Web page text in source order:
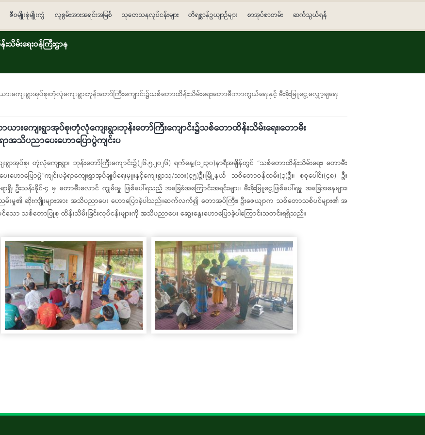
ဇီဝမျိုးစုံမျိုးကွဲ လူစွမ်းအားအရင်းအမြစ် သုတေသနလုပ်ငန်းများ တိရစ္ဆာန်ဥယျာဉ်များ စာအုပ်စာတမ်း ဆက်သွယ်ရန်
းရေးဝန်ကြီးဌာန
ကျေးရွာအုပ်စု၊တုံလုံကျေးရွာ၊ဘုန်း​တော်ကြီးကျောင်း၌သစ်တောထိန်းသိမ်းရေး၊တောမီးကာကွယ်ရေးနှင့် မီးခိုးမြူငွေ့လျှော့ချရေး
ားကျေးရွာအုပ်စု၊တုံလုံကျေးရွာ၊ဘုန်း​တော်ကြီးကျောင်း၌သစ်တောထိန်းသိမ်းရေး၊တောမီး
ာအသိပညာပေးဟောပြောပွဲကျင်းပ
ာအုပ်စု၊ တုံလုံကျေးရွာ၊ ဘုန်း​တော်ကြီးကျောင်း၌(၂၆.၅.၂၀၂၆) ရက်နေ့၊(၁၂:၃၀)နာရီအချိန်တွင် “သစ်တောထိန်းသိမ်းရေး၊ တောမီး
ောပြောပွဲ”ကျင်းပခဲ့ရာ​​ကျေးရွာအုပ်ချုပ်​ရေးမှူးနှင့်ကျေးရွာသူ/သား(၄၅)ဦး၊မြို့နယ် သစ်တောဝန်ထမ်း(၃)ဦး၊ စုစုပေါင်း(၄၈) ဦး
းသန်းနိုင်-၄ မှ တောမီးလောင် ကျွမ်းမှု ဖြစ်​ပေါ်ရသည့် အခြေခံအကြောင်းအရင်းများ၊ မီးခိုးမြူ​ငွေ့ဖြစ်​ပေါ်ရမှု အခြေအနေများ၊
မ်းမှု၏ ဆိုးကျိုးများအား အသိပညာ​ပေး ဟော​ပြောခဲ့ပါသည်။ဆက်လက်၍ တောအုပ်ကြီး၊ ဦး​ဇေယျာက သစ်တောသစ်ပင်များ၏ အ​
ဝင်သော သစ်တောပြုစု ထိန်းသိမ်းခြင်းလုပ်ငန်းများကို အသိပညာပေး ဆွေးနွေးဟောပြောခဲ့ပါကြောင်းသတင်းရရှိသည်။